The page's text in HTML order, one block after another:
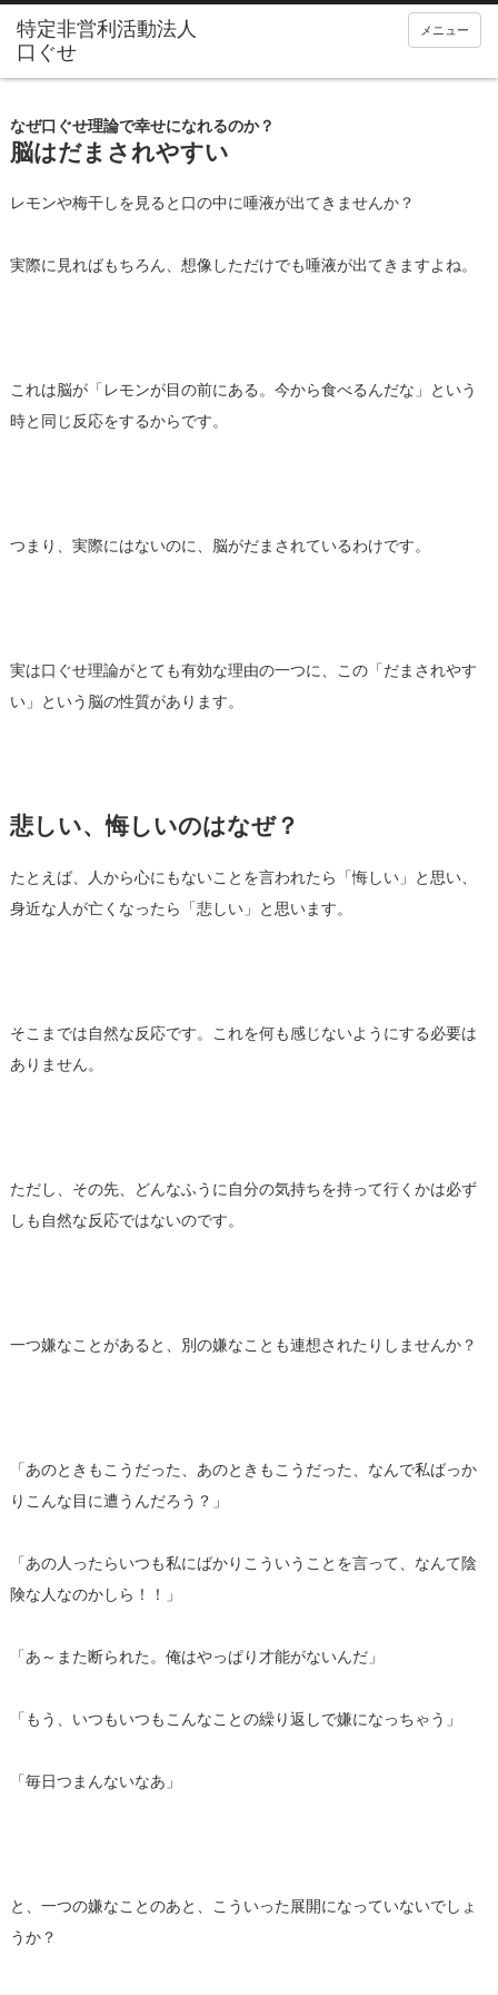
メニュー
なぜ口ぐせ理論で幸せになれるのか？
脳はだまされやすい
レモンや梅干しを見ると口の中に唾液が出てきませんか？
実際に見ればもちろん、想像しただけでも唾液が出てきますよね。
これは脳が「レモンが目の前にある。今から食べるんだな」という
時と同じ反応をするからです。
つまり、実際にはないのに、脳がだまされているわけです。
実は口ぐせ理論がとても有効な理由の一つに、この「だまされやす
い」という脳の性質があります。
悲しい、悔しいのはなぜ？
たとえば、人から心にもないことを言われたら「悔しい」と思い、
身近な人が亡くなったら「悲しい」と思います。
そこまでは自然な反応です。これを何も感じないようにする必要は
ありません。
ただし、その先、どんなふうに自分の気持ちを持って行くかは必ず
しも自然な反応ではないのです。
一つ嫌なことがあると、別の嫌なことも連想されたりしませんか？
「あのときもこうだった、あのときもこうだった、なんで私ばっか
りこんな目に遭うんだろう？」
「あの人ったらいつも私にばかりこういうことを言って、なんて陰
険な人なのかしら！！」
「あ～また断られた。俺はやっぱり才能がないんだ」
「もう、いつもいつもこんなことの繰り返しで嫌になっちゃう」
「毎日つまんないなあ」
と、一つの嫌なことのあと、こういった展開になっていないでしょ
うか？